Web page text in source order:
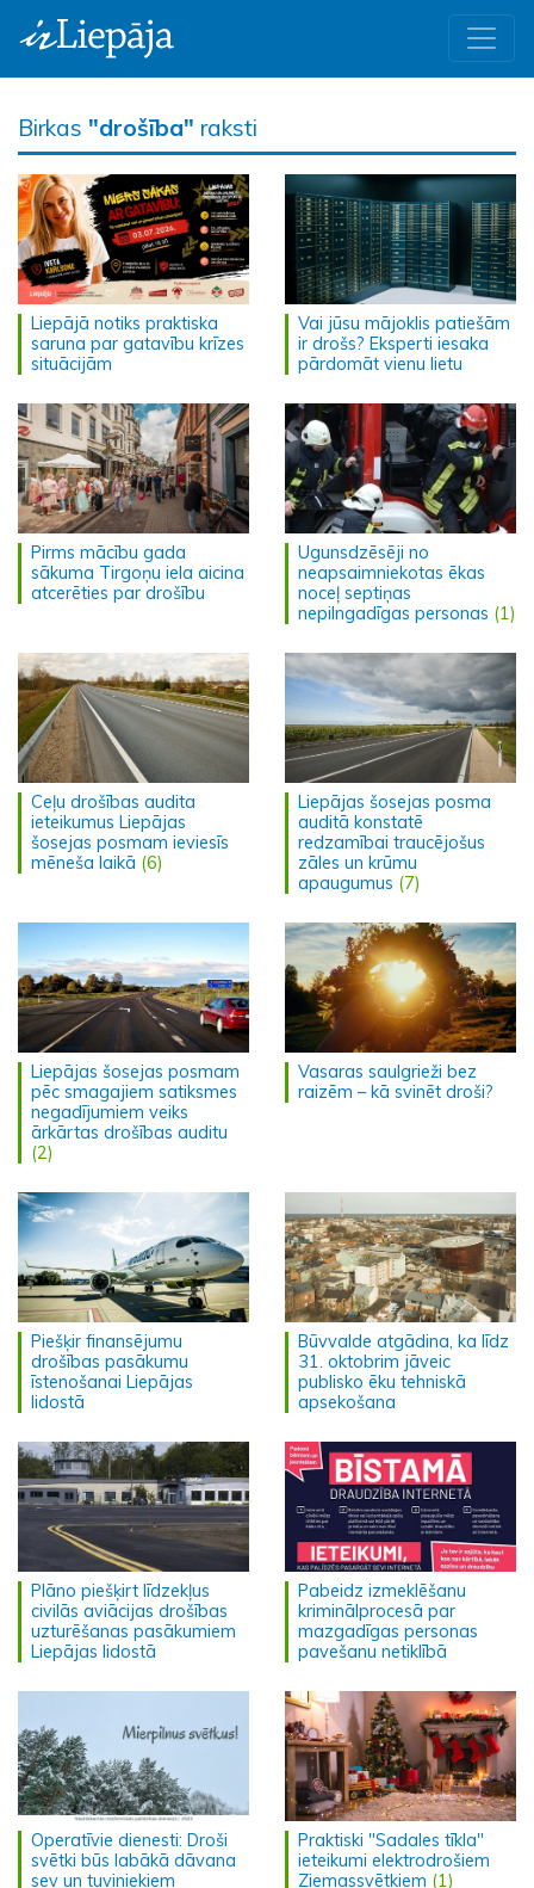
Birkas "drošība" raksti
Liepājā notiks praktiska
saruna par gatavību krīzes
situācijām
Vai jūsu mājoklis patiešām
ir drošs? Eksperti iesaka
pārdomāt vienu lietu
Pirms mācību gada
sākuma Tirgoņu iela aicina
atcerēties par drošību
Ugunsdzēsēji no
neapsaimniekotas ēkas
noceļ septiņas
nepilngadīgas personas (1)
Ceļu drošības audita
ieteikumus Liepājas
šosejas posmam ieviesīs
mēneša laikā (6)
Liepājas šosejas posma
auditā konstatē
redzamībai traucējošus
zāles un krūmu
apaugumus (7)
Liepājas šosejas posmam
pēc smagajiem satiksmes
negadījumiem veiks
ārkārtas drošības auditu
(2)
Vasaras saulgrieži bez
raizēm – kā svinēt droši?
Piešķir finansējumu
drošības pasākumu
īstenošanai Liepājas
lidostā
Būvvalde atgādina, ka līdz
31. oktobrim jāveic
publisko ēku tehniskā
apsekošana
Plāno piešķirt līdzekļus
civilās aviācijas drošības
uzturēšanas pasākumiem
Liepājas lidostā
Pabeidz izmeklēšanu
kriminālprocesā par
mazgadīgas personas
pavešanu netiklībā
Operatīvie dienesti: Droši
svētki būs labākā dāvana
sev un tuviniekiem
Praktiski "Sadales tīkla"
ieteikumi elektrodrošiem
Ziemassvētkiem (1)